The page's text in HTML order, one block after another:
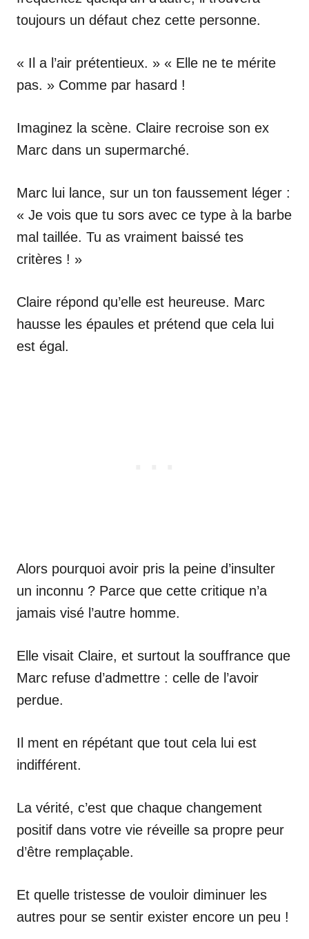
toujours un défaut chez cette personne.
« Il a l’air prétentieux. » « Elle ne te mérite
pas. » Comme par hasard !
Imaginez la scène. Claire recroise son ex
Marc dans un supermarché.
Marc lui lance, sur un ton faussement léger :
« Je vois que tu sors avec ce type à la barbe
mal taillée. Tu as vraiment baissé tes
critères ! »
Claire répond qu’elle est heureuse. Marc
hausse les épaules et prétend que cela lui
est égal.
Alors pourquoi avoir pris la peine d’insulter
un inconnu ? Parce que cette critique n’a
jamais visé l’autre homme.
Elle visait Claire, et surtout la souffrance que
Marc refuse d’admettre : celle de l’avoir
perdue.
Il ment en répétant que tout cela lui est
indifférent.
La vérité, c’est que chaque changement
positif dans votre vie réveille sa propre peur
d’être remplaçable.
Et quelle tristesse de vouloir diminuer les
autres pour se sentir exister encore un peu !